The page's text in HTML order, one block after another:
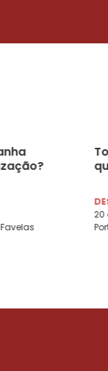
20